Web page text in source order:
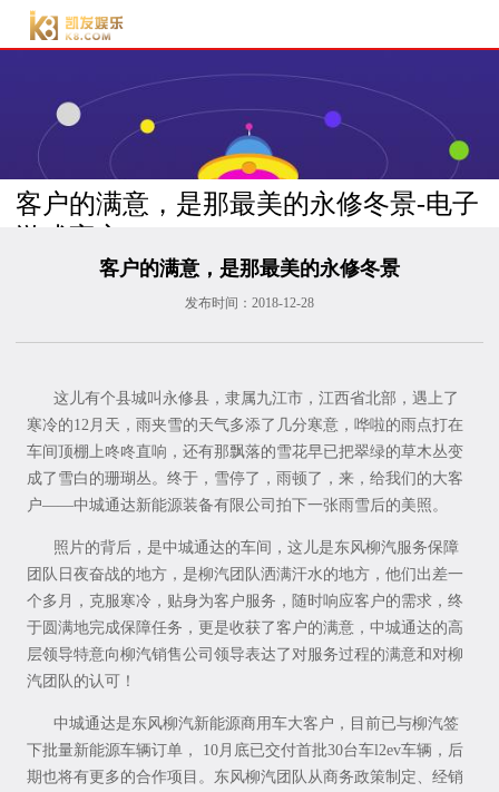
电子游戏官方-电子游
客户的满意，是那最美的永修冬景-电子
游戏官方
客户的满意，是那最美的永修冬景
发布时间： 2018-12-28
这儿有个县城叫永修县，隶属九江市，江西省北部，遇上了
寒冷的12月天，雨夹雪的天气多添了几分寒意，哗啦的雨点打在
车间顶棚上咚咚直响，还有那飘落的雪花早已把翠绿的草木丛变
成了雪白的珊瑚丛。终于，雪停了，雨顿了，来，给我们的大客
户——中城通达新能源装备有限公司拍下一张雨雪后的美照。
照片的背后，是中城通达的车间，这儿是东风柳汽服务保障
团队日夜奋战的地方，是柳汽团队洒满汗水的地方，他们出差一
个多月，克服寒冷，贴身为客户服务，随时响应客户的需求，终
于圆满地完成保障任务，更是收获了客户的满意，中城通达的高
层领导特意向柳汽销售公司领导表达了对服务过程的满意和对柳
汽团队的认可！
中城通达是东风柳汽新能源商用车大客户，目前已与柳汽签
下批量新能源车辆订单， 10月底已交付首批30台车l2ev车辆，后
期也将有更多的合作项目。东风柳汽团队从商务政策制定、经销